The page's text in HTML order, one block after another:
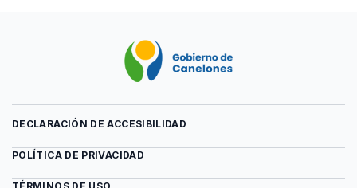
DECLARACIÓN DE ACCESIBILIDAD
POLÍTICA DE PRIVACIDAD